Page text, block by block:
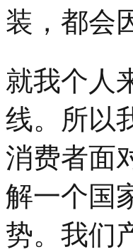
装，都会
就我个人
线。所以
消费者面
解一个国
势。我们